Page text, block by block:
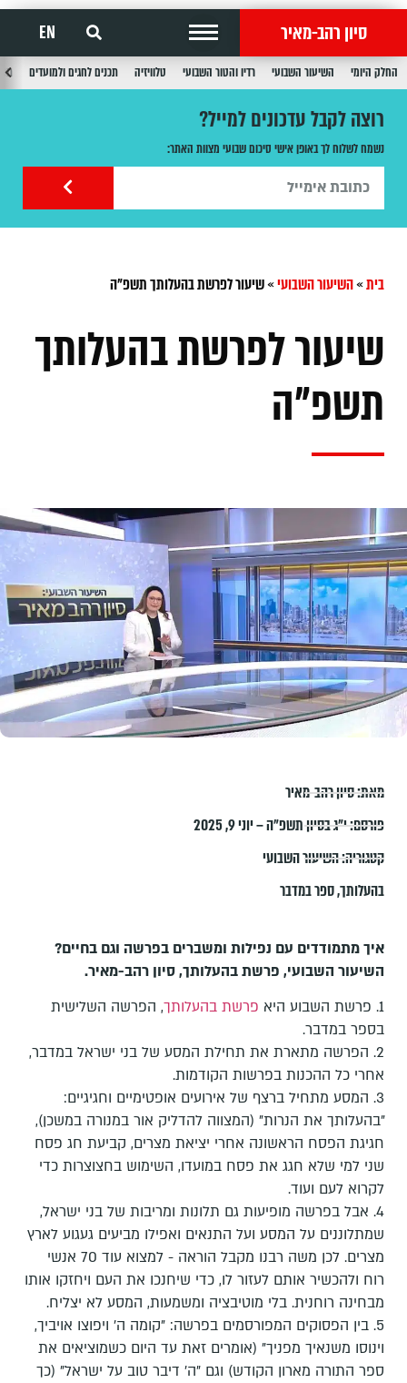
סיון רהב-מאיר EN
החלק היומי השיעור השבועי רדיו והטור השבועי טלוויזיה תכנים לחגים ולמועדים
רוצה לקבל עדכונים למייל?
נשמח לשלוח לך באופן אישי סיכום שבועי מצוות האתר:
בית»השיעור השבועי»שיעור לפרשת בהעלותך תשפ"ה
שיעור לפרשת בהעלותך
תשפ"ה
מאת:סיון רהב-מאיר
פורסם:י״ג בסיון תשפ״ה – יוני 9, 2025
קטגוריה:השיעור השבועי
בהעלותך,ספר במדבר
איך מתמודדים עם נפילות ומשברים בפרשה וגם בחיים?
השיעור השבועי, פרשת בהעלותך, סיון רהב-מאיר.
1. פרשת השבוע היא
פרשת בהעלותך, הפרשה השלישית
בספר במדבר.
2. הפרשה מתארת את תחילת המסע של בני ישראל במדבר,
אחרי כל ההכנות בפרשות הקודמות.
3. המסע מתחיל ברצף של אירועים אופטימיים וחגיגיים:
"בהעלותך את הנרות" (המצווה להדליק אור במנורה במשכן),
חגיגת הפסח הראשונה אחרי יציאת מצרים, קביעת חג פסח
שני למי שלא חגג את פסח במועדו, השימוש בחצוצרות כדי
לקרוא לעם ועוד.
4. אבל בפרשה מופיעות גם תלונות ומריבות של בני ישראל,
שמתלוננים על המסע ועל התנאים ואפילו מביעים געגוע לארץ
מצרים. לכן משה רבנו מקבל הוראה - למצוא עוד 70 אנשי
רוח ולהכשיר אותם לעזור לו, כדי שיחנכו את העם ויחזקו אותו
מבחינה רוחנית. בלי מוטיבציה ומשמעות, המסע לא יצליח.
5. בין הפסוקים המפורסמים בפרשה: "קומה ה' ויפוצו אויביך,
וינוסו משנאיך מפניך" (אומרים זאת עד היום כשמוציאים את
ספר התורה מארון הקודש) וגם "ה' דיבר טוב על ישראל" (כך